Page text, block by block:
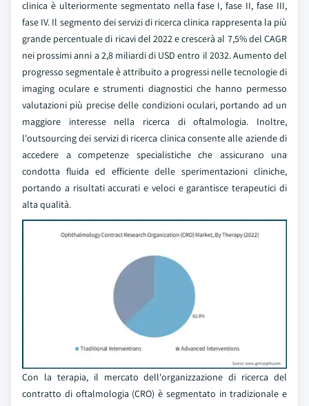
clinica è ulteriormente segmentato nella fase I, fase II, fase III,
fase IV. Il segmento dei servizi di ricerca clinica rappresenta la più
grande percentuale di ricavi del 2022 e crescerà al 7,5% del CAGR
nei prossimi anni a 2,8 miliardi di USD entro il 2032. Aumento del
progresso segmentale è attribuito a progressi nelle tecnologie di
imaging oculare e strumenti diagnostici che hanno permesso
valutazioni più precise delle condizioni oculari, portando ad un
maggiore interesse nella ricerca di oftalmologia. Inoltre,
l'outsourcing dei servizi di ricerca clinica consente alle aziende di
accedere a competenze specialistiche che assicurano una
condotta fluida ed efficiente delle sperimentazioni cliniche,
portando a risultati accurati e veloci e garantisce terapeutici di
alta qualità.
Con la terapia, il mercato dell'organizzazione di ricerca del
contratto di oftalmologia (CRO) è segmentato in tradizionale e